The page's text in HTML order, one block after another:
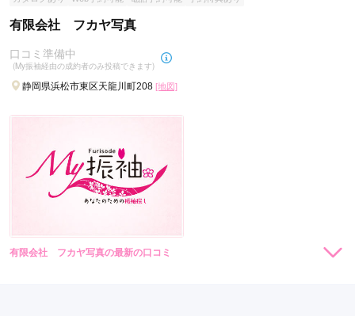
有限会社 フカヤ写真
口コミ準備中
(My振袖経由の成約者のみ投稿できます)
静岡県浜松市東区天龍川町208 [地図]
有限会社 フカヤ写真の最新の口コミ